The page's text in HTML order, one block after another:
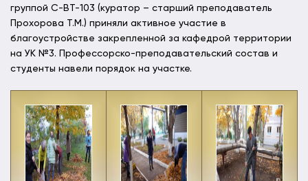
группой С-ВТ-103 (куратор – старший преподаватель
Прохорова Т.М.) приняли активное участие в
благоустройстве закрепленной за кафедрой территории
на УК №3. Профессорско-преподавательский состав и
студенты навели порядок на участке.